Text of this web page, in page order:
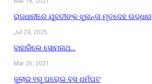
ରାଜଧାନୀରେ ଯୁବତୀଙ୍କ ଝୁଲନ୍ତା ମୃତଦେହ ଉଦ୍ଧାର
Jul 24, 2025
ବାହାରିଲେ ସୋମନାଥ…
Mar 26, 2021
ଜୁଲାଇ ୧ରୁ ଘରୋଇ ବସ ଧର୍ମଘଟ